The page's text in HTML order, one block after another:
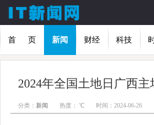
首 页 新闻 财经 科技
2024年全国土地日广西
分类： 新闻 热度： ℃ 时间：2024-06-26